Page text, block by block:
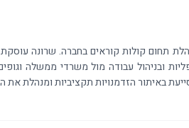
ובניהול עבודה מול משרדי ממשלה
באיתור הזדמנויות תקציביות ומנהלת